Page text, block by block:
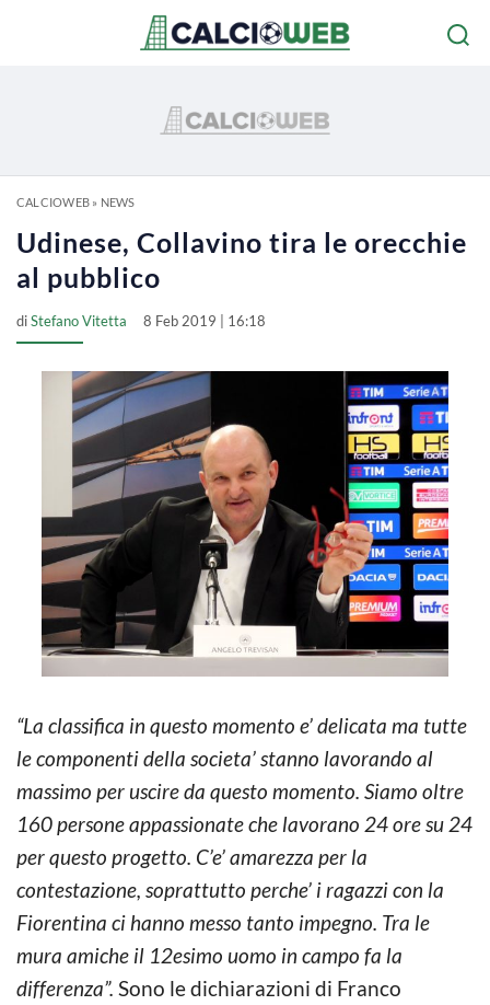
CALCIOWEB» NEWS
Udinese, Collavino tira le orecchie
al pubblico
diStefano Vitetta 8 Feb 2019 | 16:18
“La classifica in questo momento e’ delicata ma tutte
le componenti della societa’ stanno lavorando al
massimo per uscire da questo momento. Siamo oltre
160 persone appassionate che lavorano 24 ore su 24
per questo progetto. C’e’ amarezza per la
contestazione, soprattutto perche’ i ragazzi con la
Fiorentina ci hanno messo tanto impegno. Tra le
mura amiche il 12esimo uomo in campo fa la
differenza”. Sono le dichiarazioni di Franco